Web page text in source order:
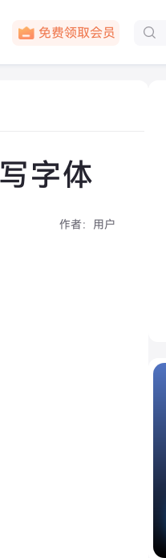
免费领取会员
字体
作者： 用户